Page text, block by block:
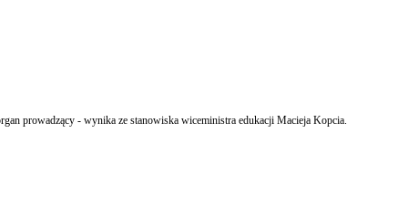
prowadzący - wynika ze stanowiska wiceministra edukacji Macieja Kopcia.